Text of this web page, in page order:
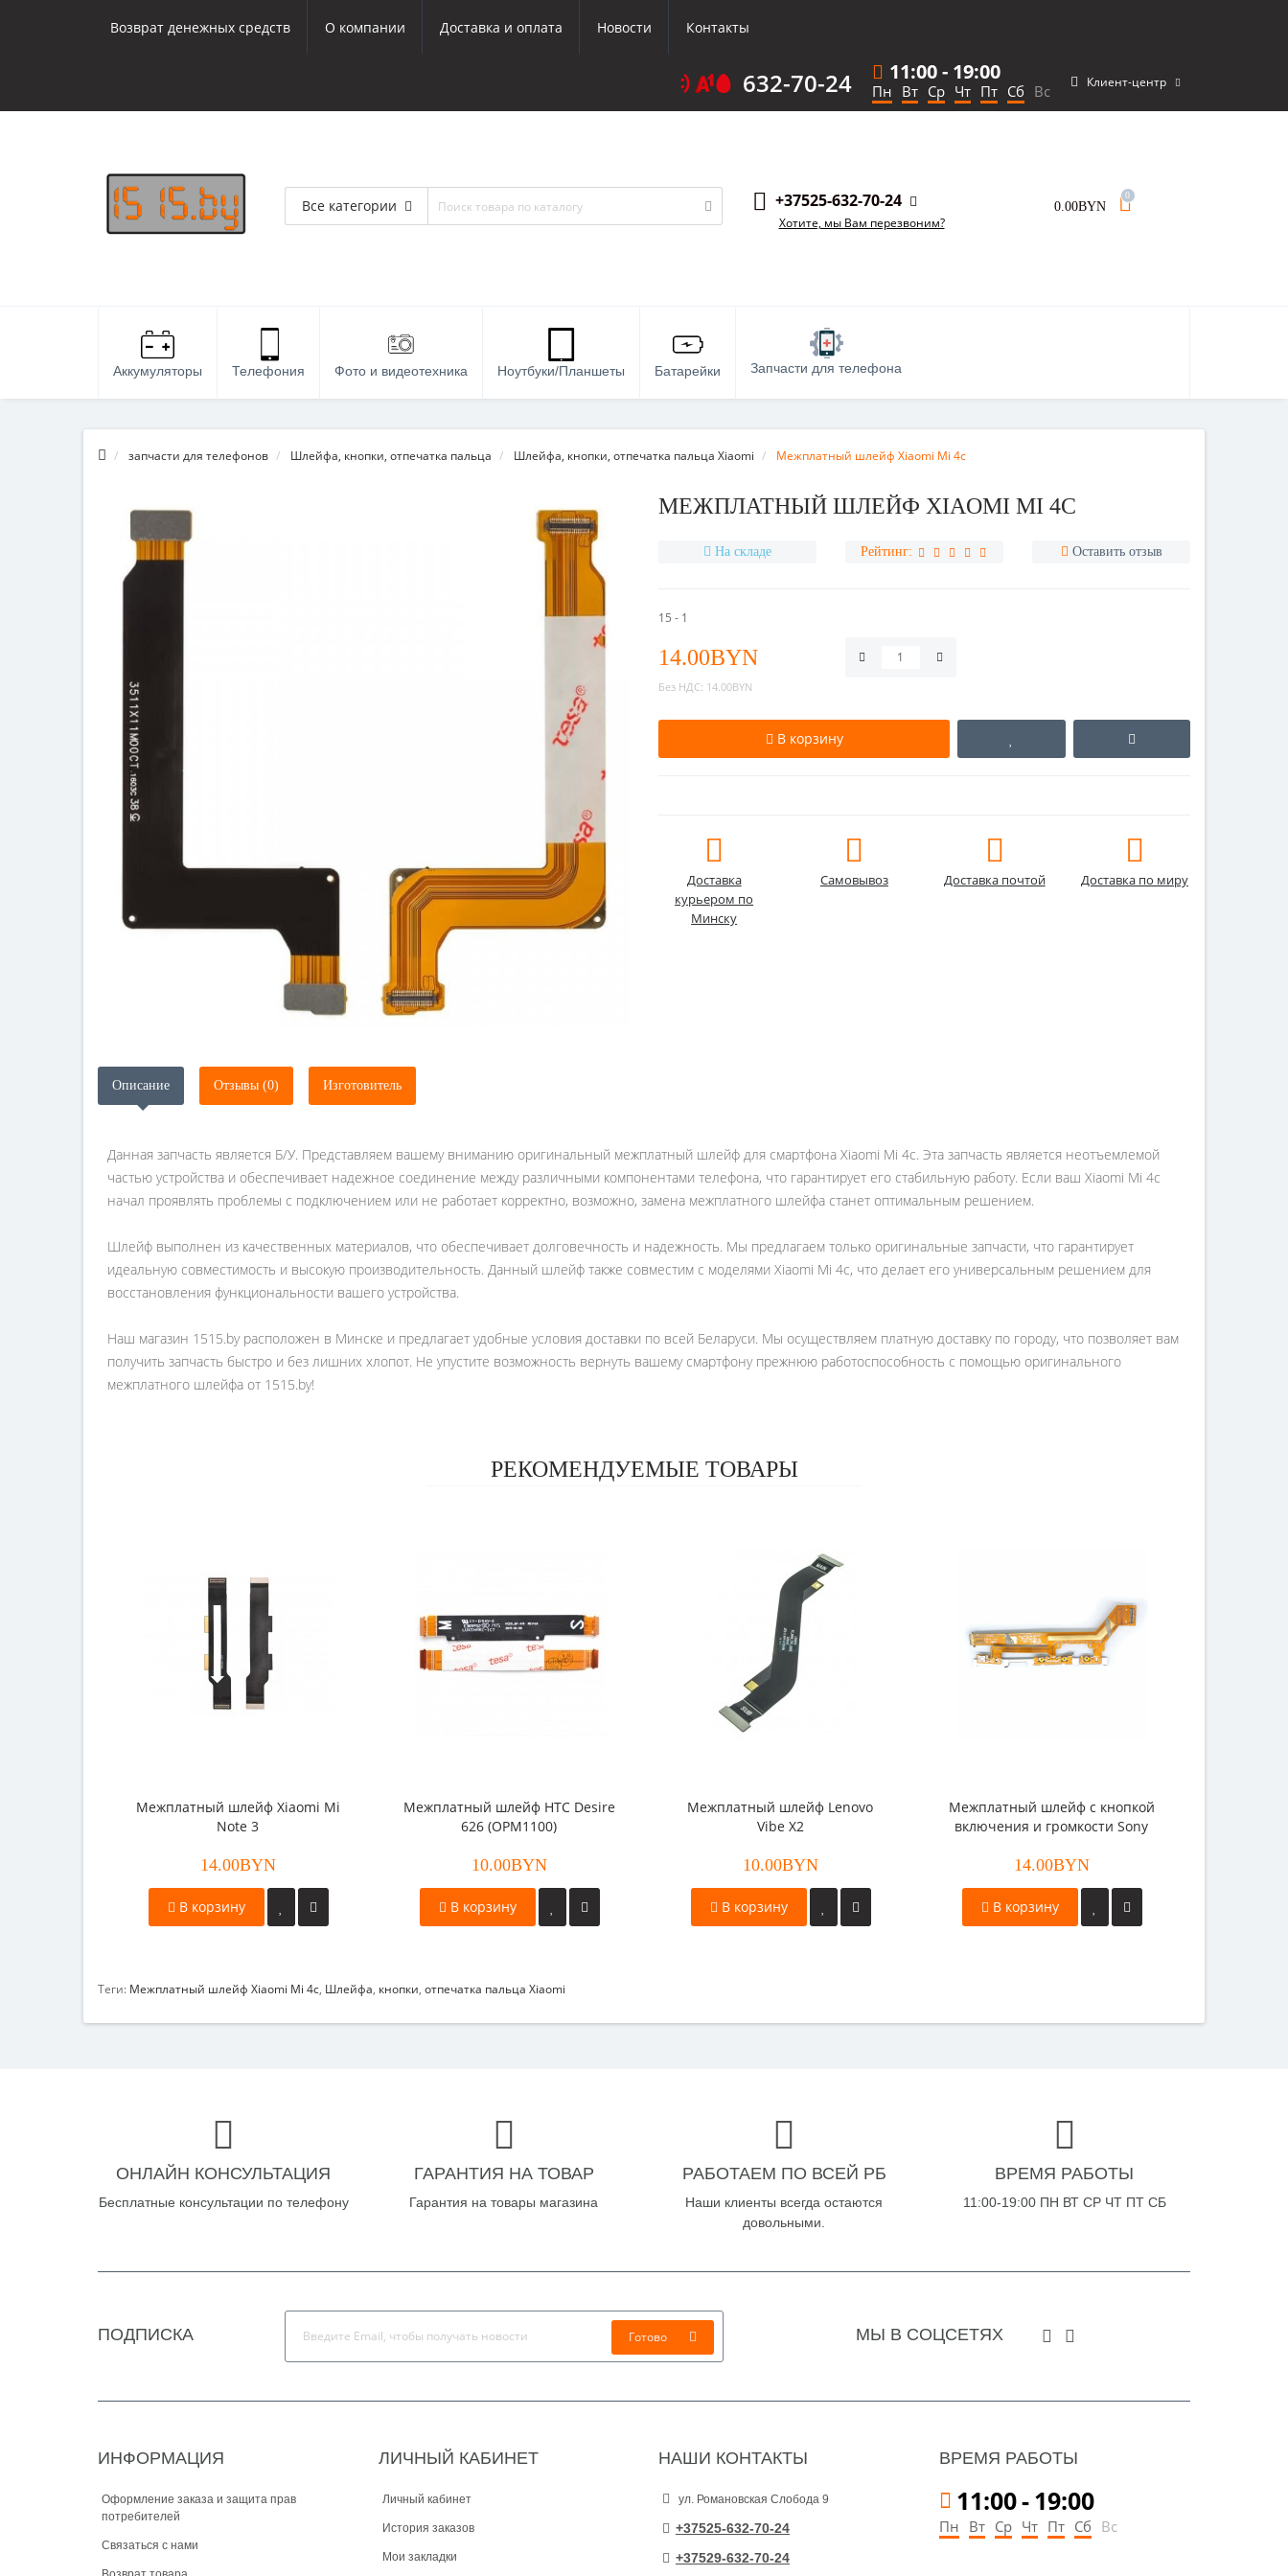
Возврат денежных средств О компании Доставка и оплата Новости Контакты
632-70-24 11:00- 19:00
Пн Вт Ср Чт Пт Сб Вс Клиент-центр
Все категории +37525-632-70-24
Хотите, мы Вам перезвоним?
0.00BYN
0
Аккумуляторы Телефония Фото и видеотехника Ноутбуки/Планшеты Батарейки Запчасти для телефона
запчасти для телефонов Шлейфа, кнопки, отпечатка пальца Шлейфа, кнопки, отпечатка пальца Xiaomi Межплатный шлейф Xiaomi Mi 4c
МЕЖПЛАТНЫЙ ШЛЕЙФ XIAOMI MI 4C
На складе Рейтинг: Оставить отзыв
15 - 1
14.00BYN
Без НДС: 14.00BYN
В корзину
Доставка
курьером по
Минску
Самовывоз Доставка почтой Доставка по миру
Описание Отзывы (0) Изготовитель
Данная запчасть является Б/У. Представляем вашему вниманию оригинальный межплатный шлейф для смартфона Xiaomi Mi 4c. Эта запчасть является неотъемлемой
частью устройства и обеспечивает надежное соединение между различными компонентами телефона, что гарантирует его стабильную работу. Если ваш Xiaomi Mi 4c
начал проявлять проблемы с подключением или не работает корректно, возможно, замена межплатного шлейфа станет оптимальным решением.
Шлейф выполнен из качественных материалов, что обеспечивает долговечность и надежность. Мы предлагаем только оригинальные запчасти, что гарантирует
идеальную совместимость и высокую производительность. Данный шлейф также совместим с моделями Xiaomi Mi 4c, что делает его универсальным решением для
восстановления функциональности вашего устройства.
Наш магазин 1515.by расположен в Минске и предлагает удобные условия доставки по всей Беларуси. Мы осуществляем платную доставку по городу, что позволяет вам
получить запчасть быстро и без лишних хлопот. Не упустите возможность вернуть вашему смартфону прежнюю работоспособность с помощью оригинального
межплатного шлейфа от 1515.by!
РЕКОМЕНДУЕМЫЕ ТОВАРЫ
Межплатный шлейф Xiaomi Mi
Note 3
14.00BYN
В корзину
Межплатный шлейф HTC Desire
626 (OPM1100)
10.00BYN
В корзину
Межплатный шлейф Lenovo
Vibe X2
10.00BYN
В корзину
Межплатный шлейф с кнопкой
включения и громкости Sony
14.00BYN
В корзину
Теги: Межплатный шлейф Xiaomi Mi 4c, Шлейфа, кнопки, отпечатка пальца Xiaomi
ОНЛАЙН КОНСУЛЬТАЦИЯ
Бесплатные консультации по телефону
ГАРАНТИЯ НА ТОВАР
Гарантия на товары магазина
РАБОТАЕМ ПО ВСЕЙ РБ
Наши клиенты всегда остаются
довольными.
ВРЕМЯ РАБОТЫ
11:00-19:00 ПН ВТ СР ЧТ ПТ СБ
ПОДПИСКА Готово МЫ В СОЦСЕТЯХ
ИНФОРМАЦИЯ
Оформление заказа и защита прав
потребителей
Связаться с нами
ЛИЧНЫЙ КАБИНЕТ
Личный кабинет
История заказов
Мои закладки
НАШИ КОНТАКТЫ
ул. Романовская Слобода 9
+37525-632-70-24
+37529-632-70-24
ВРЕМЯ РАБОТЫ
11:00-19:00
Пн Вт Ср Чт Пт Сб Вс